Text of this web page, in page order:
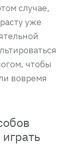
случае,
уже
чтобы
вовремя